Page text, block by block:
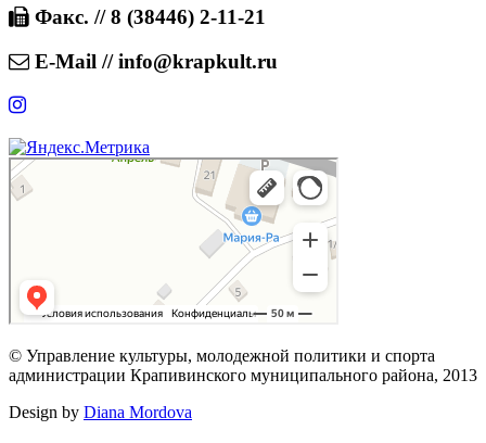
Факс. // 8 (38446) 2-11-21
E-Mail // info@krapkult.ru
© Управление культуры, молодежной политики и спорта
администрации Крапивинского муниципального района, 2013
Design by Diana Mordova